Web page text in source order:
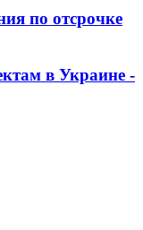
по отсрочке
в Украине -